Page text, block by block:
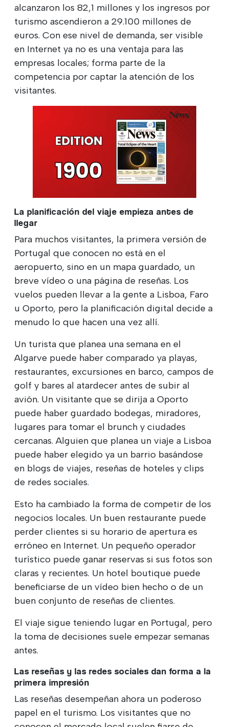
alcanzaron los 82,1 millones y los ingresos por
turismo ascendieron a 29.100 millones de
euros. Con ese nivel de demanda, ser visible
en Internet ya no es una ventaja para las
empresas locales; forma parte de la
competencia por captar la atención de los
visitantes.
La planificación del viaje empieza antes de
llegar
Para muchos visitantes, la primera versión de
Portugal que conocen no está en el
aeropuerto, sino en un mapa guardado, un
breve vídeo o una página de reseñas. Los
vuelos pueden llevar a la gente a Lisboa, Faro
u Oporto, pero la planificación digital decide a
menudo lo que hacen una vez allí.
Un turista que planea una semana en el
Algarve puede haber comparado ya playas,
restaurantes, excursiones en barco, campos de
golf y bares al atardecer antes de subir al
avión. Un visitante que se dirija a Oporto
puede haber guardado bodegas, miradores,
lugares para tomar el brunch y ciudades
cercanas. Alguien que planea un viaje a Lisboa
puede haber elegido ya un barrio basándose
en blogs de viajes, reseñas de hoteles y clips
de redes sociales.
Esto ha cambiado la forma de competir de los
negocios locales. Un buen restaurante puede
perder clientes si su horario de apertura es
erróneo en Internet. Un pequeño operador
turístico puede ganar reservas si sus fotos son
claras y recientes. Un hotel boutique puede
beneficiarse de un vídeo bien hecho o de un
buen conjunto de reseñas de clientes.
El viaje sigue teniendo lugar en Portugal, pero
la toma de decisiones suele empezar semanas
antes.
Las reseñas y las redes sociales dan forma a la
primera impresión
Las reseñas desempeñan ahora un poderoso
papel en el turismo. Los visitantes que no